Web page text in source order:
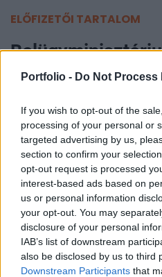
Portfolio - Do Not
If you wish to opt-out of the
processing of your personal or
targeted advertising by us,
section to confirm your
opt-out request is processed
interest-based ads based on
us or personal information
your opt-out. You may
disclosure of your personal
IAB’s list of downstream
also be disclosed by us to third
Downstream Participants that
ELŐFIZETŐI TARTALOM
felülvizsgálják a
MTI
2026. június 07. 16:17
Májusban megindult a
menekülti jogállások
Belügyminisztérium (BM)
vel vasárnap.
A menekültügyi hatóság az